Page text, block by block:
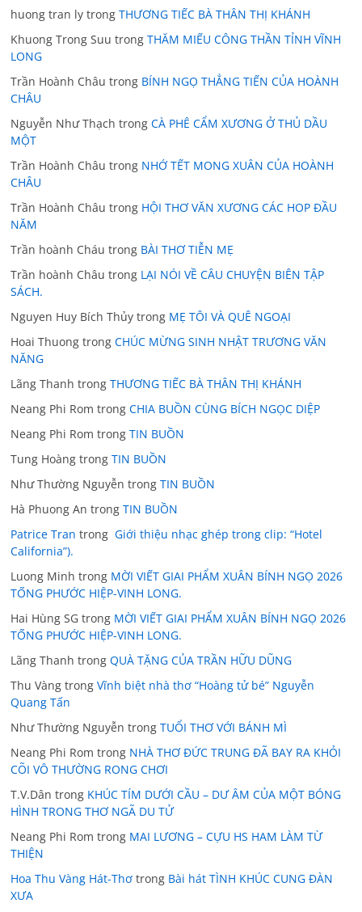
huong tran ly trongTHƯƠNG TIẾC BÀ THÂN THỊ KHÁNH
Khuong Trong Suu trongTHĂM MIẾU CÔNG THẦN TỈNH VĨNH
LONG
Trần Hoành Châu trong BÍNH NGỌ THẲNG TIẾN CỦA HOÀNH
CHÂU
Nguyễn Như Thạch trongCÀ PHÊ CẨM XƯƠNG Ở THỦ DẦU
MỘT
Trần Hoành Châu trong NHỚ TẾT MONG XUÂN CỦA HOÀNH
CHÂU
Trần Hoành Châu trong HỘI THƠ VĂN XƯƠNG CÁC HOP ĐẦU
NĂM
Trần hoành Cháu trong BÀI THƠ TIỄN MẸ
Trần hoành Châu trong LẠI NÓI VỀ CÂU CHUYỆN BIÊN TẬP
SÁCH.
Nguyen Huy Bích Thủy trong MẸ TÔI VÀ QUÊ NGOẠI
Hoai Thuong trongCHÚC MỪNG SINH NHẬT TRƯƠNG VĂN
NĂNG
Lãng Thanh trongTHƯƠNG TIẾC BÀ THÂN THỊ KHÁNH
Neang Phi Rom trongCHIA BUỒN CÙNG BÍCH NGỌC DIỆP
Neang Phi Rom trongTIN BUỒN
Tung Hoàng trongTIN BUỒN
Như Thường Nguyễn trongTIN BUỒN
Hà Phuong An trongTIN BUỒN
Patrice Tran trong Giới thiệu nhạc ghép trong clip: “Hotel
California”).
Luong Minh trong MỜI VIẾT GIAI PHẨM XUÂN BÍNH NGỌ 2026
TỐNG PHƯỚC HIỆP-VINH LONG.
Hai Hùng SG trong MỜI VIẾT GIAI PHẨM XUÂN BÍNH NGỌ 2026
TỐNG PHƯỚC HIỆP-VINH LONG.
Lãng Thanh trongQUÀ TẶNG CỦA TRẦN HỮU DŨNG
Thu Vàng trongVĩnh biệt nhà thơ “Hoàng tử bé” Nguyễn
Quang Tấn
Như Thường Nguyễn trongTUỔI THƠ VỚI BÁNH MÌ
Neang Phi Rom trong NHÀ THƠ ĐỨC TRUNG ĐÃ BAY RA KHỎI
CÕI VÔ THƯỜNG RONG CHƠI
T.V.Dân trong KHÚC TÍM DƯỚI CẦU – DƯ ÂM CỦA MỘT BÓNG
HÌNH TRONG THƠ NGÃ DU TỬ
Neang Phi Rom trong MAI LƯƠNG – CỰU HS HAM LÀM TỪ
THIỆN
Hoa Thu Vàng Hát-Thơ trong Bài hát TÌNH KHÚC CUNG ĐÀN
XƯA